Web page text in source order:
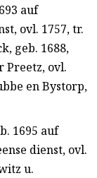
auf
ovl. 1757, tr.
geb. 1688,
Preetz, ovl.
en Bystorp,
1695 auf
dienst, ovl.
u.